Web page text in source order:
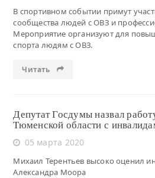
В спортивном событии примут
сообщества людей с ОВЗ и
Мероприятие организуют для
спорта людям с ОВЗ.
Читать
Депутат Госдумы назвал
Тюменской области с
05 марта 2020
Михаил Терентьев высоко оценил
Александра Моора